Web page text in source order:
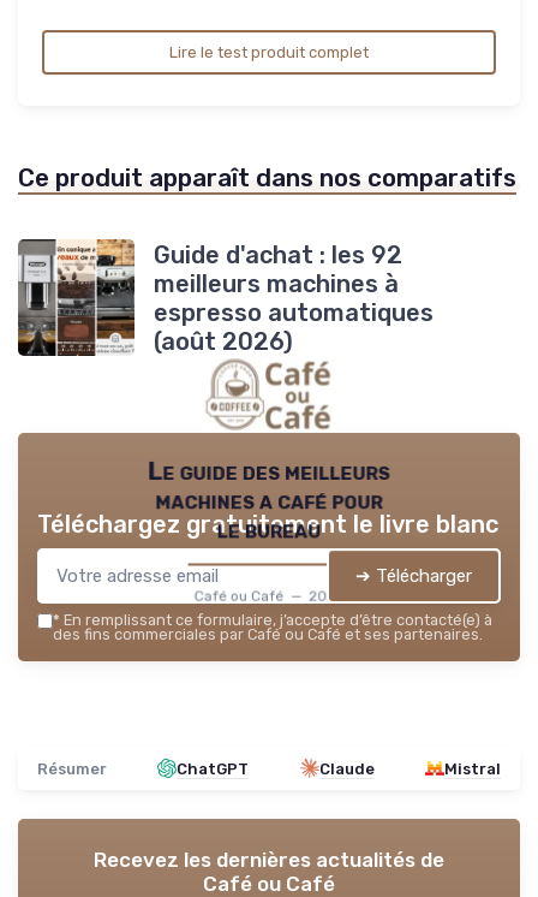
Lire le test produit complet
Ce produit apparaît dans nos comparatifs
Guide d'achat : les 92
meilleurs machines à
espresso automatiques
(août 2026)
Le guide des meilleurs
machines a café pour
le bureau
Café ou Café — 2026
Téléchargez gratuitement le livre blanc
➔ Télécharger
* En remplissant ce formulaire, j’accepte d’être contacté(e) à
des fins commerciales par Café ou Café et ses partenaires.
Résumer ChatGPT Claude Mistral
Recevez les dernières actualités de
Café ou Café